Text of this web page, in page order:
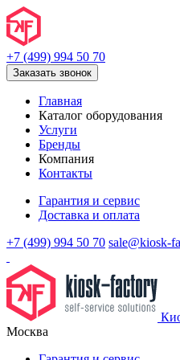
+7 (499) 994 50 70
Заказать звонок
Главная
Каталог оборудования
Услуги
Бренды
Компания
Контакты
Гарантия и сервис
Доставка и оплата
+7 (499) 994 50 70 sale@kiosk-
Москва